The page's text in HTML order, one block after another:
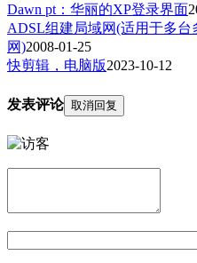
Dawn pt：华丽的XP登录界面
ADSL组建局域网(适用于多台
网)2008-01-25
快剪辑，电脑版2023-10-12
发表评论 取消回复